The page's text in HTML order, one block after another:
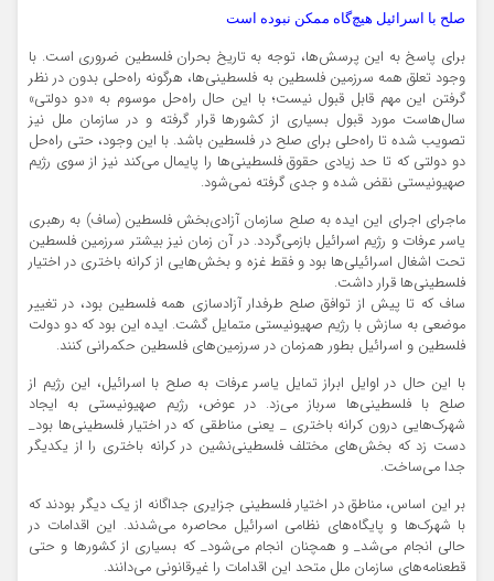
صلح با اسرائیل هیچ‌گاه ممکن نبوده است
برای پاسخ به این پرسش‌ها، توجه به تاریخ بحران فلسطین ضروری است. با
وجود تعلق همه سرزمین فلسطین به فلسطینی‌ها، هرگونه راه‌حلی بدون در نظر
گرفتن این مهم قابل قبول نیست؛ با این حال راه‌حل موسوم به «دو دولتی»
سال‌هاست مورد قبول بسیاری از کشورها قرار گرفته و در سازمان ملل نیز
تصویب شده تا راه‌حلی برای صلح در فلسطین باشد. با این وجود، حتی راه‌حل
دو دولتی که تا حد زیادی حقوق فلسطینی‌ها را پایمال می‌کند نیز از سوی رژیم
صهیونیستی نقض شده و جدی گرفته نمی‌شود.
ماجرای اجرای این ایده به صلح سازمان آزادی‌بخش فلسطین (ساف) به رهبری
یاسر عرفات و رژیم اسرائیل بازمی‌گردد. در آن زمان نیز بیشتر سرزمین فلسطین
تحت اشغال اسرائیلی‌ها بود و فقط غزه و بخش‌هایی از کرانه باختری در اختیار
فلسطینی‌ها قرار داشت.
ساف که تا پیش از توافق صلح طرفدار آزادسازی همه فلسطین بود، در تغییر
موضعی به سازش با رژیم صهیونیستی متمایل گشت. ایده این بود که دو دولت
فلسطین و اسرائیل بطور همزمان در سرزمین‌های فلسطین حکمرانی کنند.
با این حال در اوایل ابراز تمایل یاسر عرفات به صلح با اسرائیل، این رژیم از
صلح با فلسطینی‌ها سرباز می‌زد. در عوض، رژیم صهیونیستی به ایجاد
شهرک‌هایی درون کرانه باختری _ یعنی مناطقی که در اختیار فلسطینی‌ها بود_
دست زد که بخش‌های مختلف فلسطینی‌نشین در کرانه باختری را از یکدیگر
جدا می‌ساخت.
بر این اساس، مناطق در اختیار فلسطینی جزایری جداگانه از یک دیگر بودند که
با شهرک‌ها و پایگاه‌های نظامی اسرائیل محاصره می‌شدند. این اقدامات در
حالی انجام می‌شد_ و همچنان انجام می‌شود_ که بسیاری از کشورها و حتی
قطعنامه‌های سازمان ملل متحد این اقدامات را غیرقانونی می‌دانند.